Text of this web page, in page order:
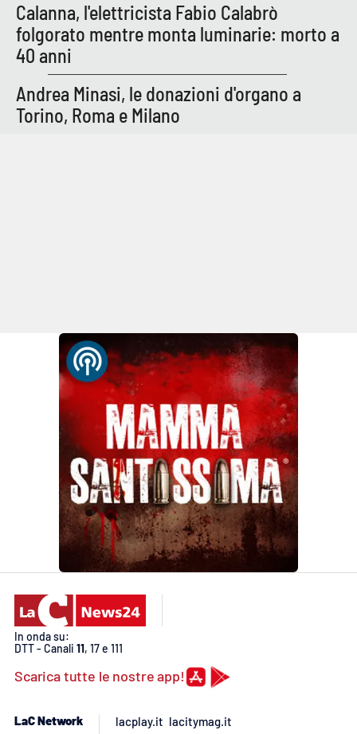
Calanna, l'elettricista Fabio Calabrò
folgorato mentre monta luminarie: morto a
40 anni
Andrea Minasi, le donazioni d'organo a
Torino, Roma e Milano
In onda su:
DTT - Canali 11, 17 e 111
Scarica tutte le nostre app!
LaC Network
lacplay.it lacitymag.it